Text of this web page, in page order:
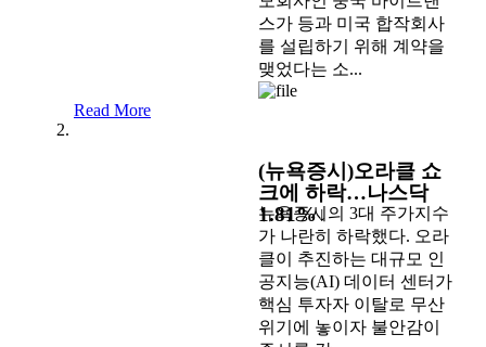
스가 등과 미국 합작회사
를 설립하기 위해 계약을
맺었다는 소...
Read More
(뉴욕증시)오라클 쇼
크에 하락…나스닥
1.81%↓
뉴욕증시의 3대 주가지수
가 나란히 하락했다. 오라
클이 추진하는 대규모 인
공지능(AI) 데이터 센터가
핵심 투자자 이탈로 무산
위기에 놓이자 불안감이